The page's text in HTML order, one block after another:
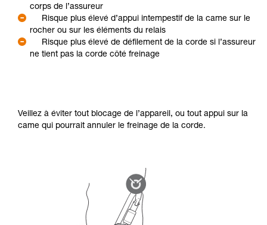
corps de l’assureur
Risque plus élevé d’appui intempestif de la came sur le
rocher ou sur les éléments du relais
Risque plus élevé de défilement de la corde si l’assureur
ne tient pas la corde côté freinage
Veillez à éviter tout blocage de l’appareil, ou tout appui sur la
came qui pourrait annuler le freinage de la corde.